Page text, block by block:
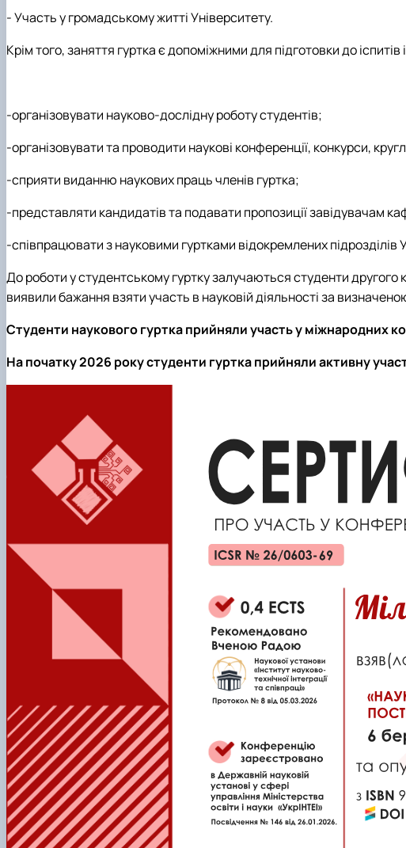
- Участь у громадському житті Університету.
Крім того, заняття гуртка є допоміжними для підготовки до іспитів і
-організовувати науково-дослідну роботу студентів;
-організовувати та проводити наукові конференції, конкурси,
-сприяти виданню наукових праць членів гуртка;
-представляти кандидатів та подавати пропозиції завідувачам
-співпрацювати з науковими гуртками відокремлених
До роботи у студентському гуртку залучаються студенти другого
виявили бажання взяти участь в науковій діяльності за
Студенти наукового гуртка прийняли участь у міжнародних
На початку 2026 року студенти гуртка прийняли активну